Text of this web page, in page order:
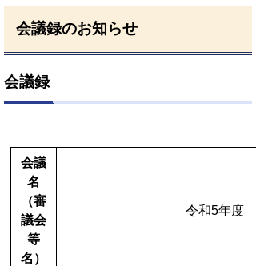
会議録のお知らせ
会議録
会議
名
（審
議会
等
名）
令和5年度